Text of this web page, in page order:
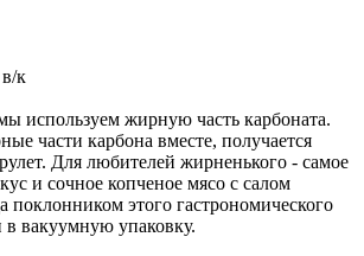
к
используем жирную часть карбоната.
части карбона вместе, получается
Для любителей жирненького - самое
и сочное копченое мясо с салом
поклонником этого гастрономического
в вакуумную упаковку.